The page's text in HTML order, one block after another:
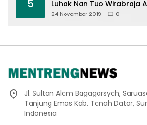
5
Luhak Nan Tuo Wirabraja
Offroad 2019
24 November 2019 0
Jl. Sultan Alam Bagagarsyah,
Tanjung Emas Kab. Tanah Datar,
Indonesia